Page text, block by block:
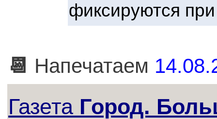
фиксируются
📆 Напечатаем
Газета Город.